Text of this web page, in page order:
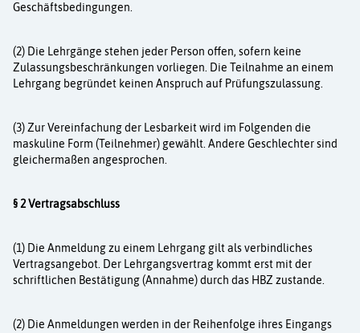
Aktuelles
Kurse
Projekte
Berufe
Geschäftsbedingungen.
(2) Die Lehrgänge stehen jeder Person offen, sofern keine
Zulassungsbeschränkungen vor­liegen. Die Teilnahme an einem
Lehrgang begründet keinen Anspruch auf Prüfungs­zulassung.
(3) Zur Vereinfachung der Lesbarkeit wird im Folgenden die
maskuline Form (Teilnehmer) gewählt. Andere Geschlechter sind
gleichermaßen angesprochen.
§ 2 Vertragsabschluss
(1) Die Anmeldung zu einem Lehrgang gilt als verbindliches
Vertragsangebot. Der Lehr­gangsvertrag kommt erst mit der
schriftlichen Bestätigung (Annahme) durch das HBZ zustande.
(2) Die Anmeldungen werden in der Reihenfolge ihres Eingangs